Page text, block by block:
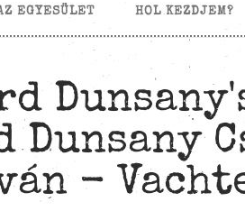
EGYESÜLET HOL KEZDJEM?
Dunsany
-